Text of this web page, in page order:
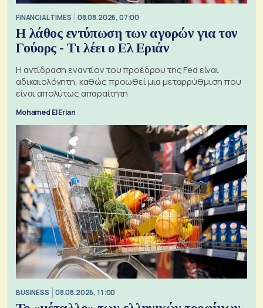
FINANCIAL TIMES 08.08.2026, 07:00
Η λάθος εντύπωση των αγορών για τον
Γούορς - Τι λέει ο Ελ Εριάν
Η αντίδραση εναντίον του προέδρου της Fed είναι
αδικαιολόγητη, καθώς προωθεί μια μεταρρύθμιση που
είναι απολύτως απαραίτητη
Mohamed El Erian
BUSINESS 08.08.2026, 11:00